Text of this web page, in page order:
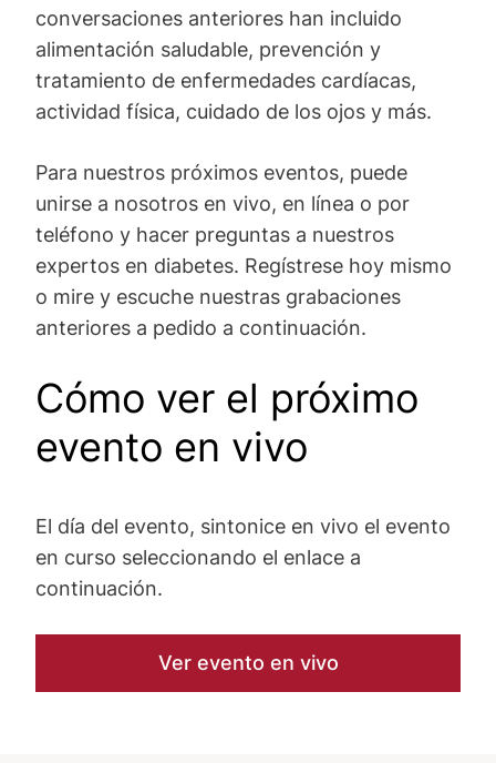
conversaciones anteriores han incluido
alimentación saludable, prevención y
tratamiento de enfermedades cardíacas,
actividad física, cuidado de los ojos y más.
Para nuestros próximos eventos, puede
unirse a nosotros en vivo, en línea o por
teléfono y hacer preguntas a nuestros
expertos en diabetes. Regístrese hoy mismo
o mire y escuche nuestras grabaciones
anteriores a pedido a continuación.
Cómo ver el próximo
evento en vivo
El día del evento, sintonice en vivo el evento
en curso seleccionando el enlace a
continuación.
Ver evento en vivo